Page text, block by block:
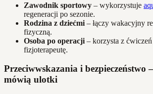
Zawodnik sportowy – wykorzystuje
regeneracji po sezonie.
Rodzina z dziećmi – łączy wakacyjny
fizyczną.
Osoba po operacji – korzysta z
fizjoterapeutę.
Przeciwwskazania i bezpieczeństwo
mówią ulotki